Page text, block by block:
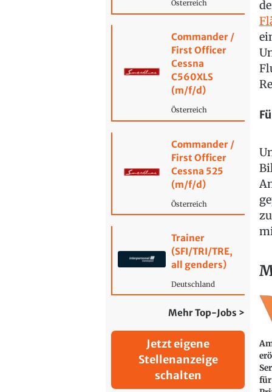
Österreich
Commander /
First Officer
Cessna
C560XLS
(m/f/d)
Österreich
Commander /
First Officer
Cessna 525
(m/f/d)
Österreich
Trainer
(SFI/TRI/TRE,
all genders)
Deutschland
Mehr Top-Jobs >
Jetzt eigene
Stellenanzeige
schalten